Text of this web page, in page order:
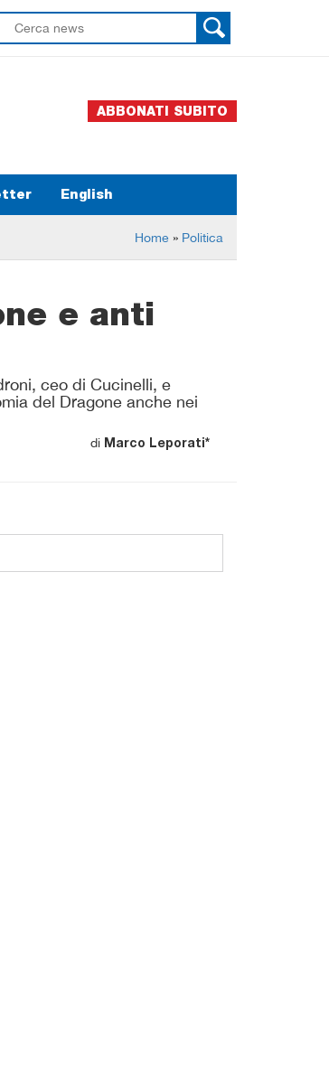
ABBONATI SUBITO
English
Home » Politica
e anti
ceo di Cucinelli, e
del Dragone anche nei
di Marco Leporati*